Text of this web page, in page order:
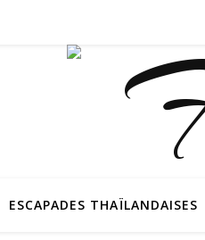
ESCAPADES THAÏLANDAISES